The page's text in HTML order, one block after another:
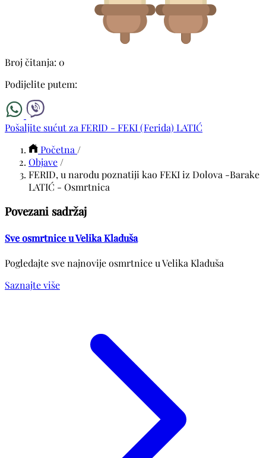
Broj čitanja: 0
Podijelite putem:
Pošaljite sućut za FERID - FEKI (Ferida) LATIĆ
Početna /
Objave /
FERID, u narodu poznatiji kao FEKI iz Dolova -Barake
LATIĆ - Osmrtnica
Povezani sadržaj
Sve osmrtnice u Velika Kladuša
Pogledajte sve najnovije osmrtnice u Velika Kladuša
Saznajte više